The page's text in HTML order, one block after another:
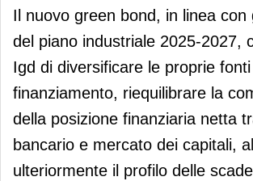
Il nuovo green bond, in linea con
del piano industriale 2025-2027,
Igd di diversificare le proprie
finanziamento, riequilibrare la
della posizione finanziaria netta
bancario e mercato dei capitali,
ulteriormente il profilo delle